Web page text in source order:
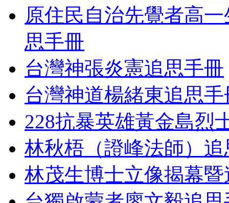
原住民自治先覺者高
思手冊
台灣神張炎憲追思手冊
台灣神道楊緒東追思手
228抗暴英雄黃金島烈
林秋梧（證峰法師）
林茂生博士立像揭幕